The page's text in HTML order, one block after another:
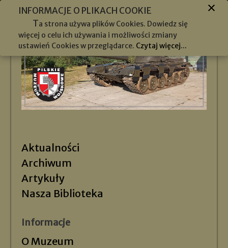
Aktualności
Archiwum
Artykuły
Nasza Biblioteka
Informacje
O Muzeum
INFORMACJE O PLIKACH COOKIE
Ta strona używa plików Cookies. Dowiedz się
więcej o celu ich używania i możliwości zmiany
ustawień Cookies w przeglądarce. Czytaj więcej...